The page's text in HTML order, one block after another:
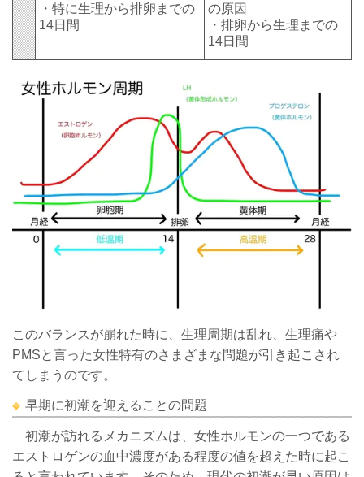
・特に生理から排卵までの
14日間
の原因
・排卵から生理までの
14日間
このバランスが崩れた時に、生理周期は乱れ、生理痛や
PMSと言った女性特有のさまざまな問題が引き起こされ
てしまうのです。
早期に初潮を迎えることの問題
初潮が訪れるメカニズムは、女性ホルモンの一つである
エストロゲンの血中濃度がある程度の値を超えた時に起こ